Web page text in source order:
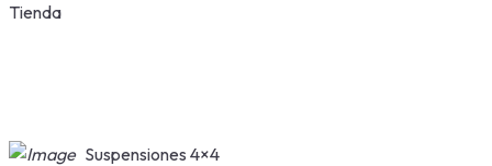
Tienda
Suspensiones 4×4